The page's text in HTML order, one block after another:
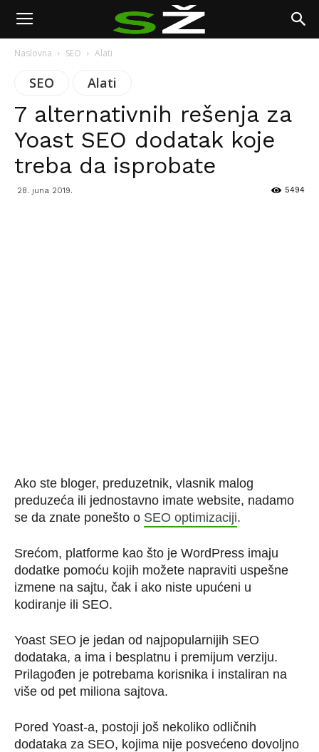
Naslovna SEO Alati
SEO Alati
7 alternativnih rešenja za
Yoast SEO dodatak koje
treba da isprobate
28. juna 2019. 5494
Ako ste bloger, preduzetnik, vlasnik malog
preduzeća ili jednostavno imate website, nadamo
se da znate ponešto o SEO optimizaciji.
Srećom, platforme kao što je WordPress imaju
dodatke pomoću kojih možete napraviti uspešne
izmene na sajtu, čak i ako niste upućeni u
kodiranje ili SEO.
Yoast SEO je jedan od najpopularnijih SEO
dodataka, a ima i besplatnu i premijum verziju.
Prilagođen je potrebama korisnika i instaliran na
više od pet miliona sajtova.
Pored Yoast-a, postoji još nekoliko odličnih
dodataka za SEO, kojima nije posvećeno dovoljno